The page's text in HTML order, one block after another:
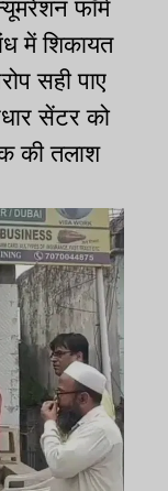
फॉर्म
में शिकायत
सही पाए
सेंटर को
की तलाश